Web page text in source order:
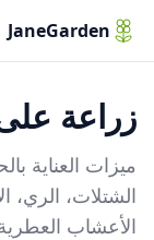
JaneGarden
زراعة
ميزات العناية
الشتلات، الري،
الأعشاب